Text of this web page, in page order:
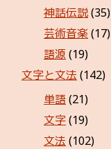
神話伝説(35)
芸術音楽 (17)
語源 (19)
文字と文法 (142)
単語(21)
文字(19)
文法 (102)